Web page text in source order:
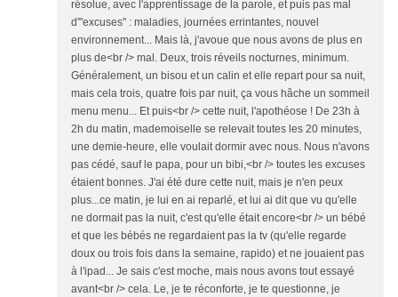
résolue, avec l'apprentissage de la parole, et puis pas mal
d'"excuses" : maladies, journées errintantes, nouvel
environnement... Mais là, j'avoue que nous avons de plus en
plus de<br /> mal. Deux, trois réveils nocturnes, minimum.
Généralement, un bisou et un calin et elle repart pour sa nuit,
mais cela trois, quatre fois par nuit, ça vous hâche un sommeil
menu menu... Et puis<br /> cette nuit, l'apothéose ! De 23h à
2h du matin, mademoiselle se relevait toutes les 20 minutes,
une demie-heure, elle voulait dormir avec nous. Nous n'avons
pas cédé, sauf le papa, pour un bibi,<br /> toutes les excuses
étaient bonnes. J'ai été dure cette nuit, mais je n'en peux
plus...ce matin, je lui en ai reparlé, et lui ai dit que vu qu'elle
ne dormait pas la nuit, c'est qu'elle était encore<br /> un bébé
et que les bébés ne regardaient pas la tv (qu'elle regarde
doux ou trois fois dans la semaine, rapido) et ne jouaient pas
à l'ipad... Je sais c'est moche, mais nous avons tout essayé
avant<br /> cela. Le, je te réconforte, je te questionne, je